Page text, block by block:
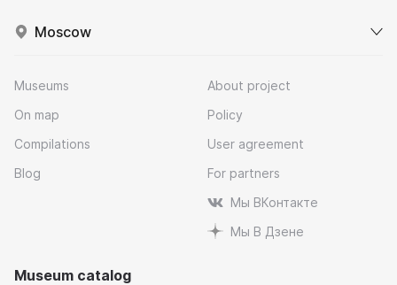
Moscow
Museums
On map
Compilations
Blog
About project
Policy
User agreement
For partners
Мы ВКонтакте
Мы В Дзене
Museum catalog